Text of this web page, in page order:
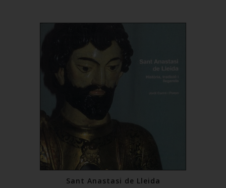
Sant Anastasi de Lleida